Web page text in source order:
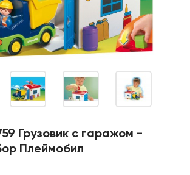
Грузовик с гаражом -
Плеймобил